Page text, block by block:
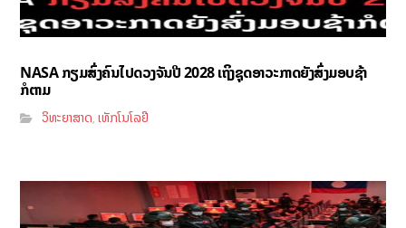
NASA ກຽມສົ່ງຄົນໄປດວງຈັນປີ 2028 ເຖິງຊຸດອາວະກາດຍັງສົ່ງມອບຊ້າ
ກໍຕາມ
ວິທະຍາສາດ,ເທັກໂນໂລຢີ